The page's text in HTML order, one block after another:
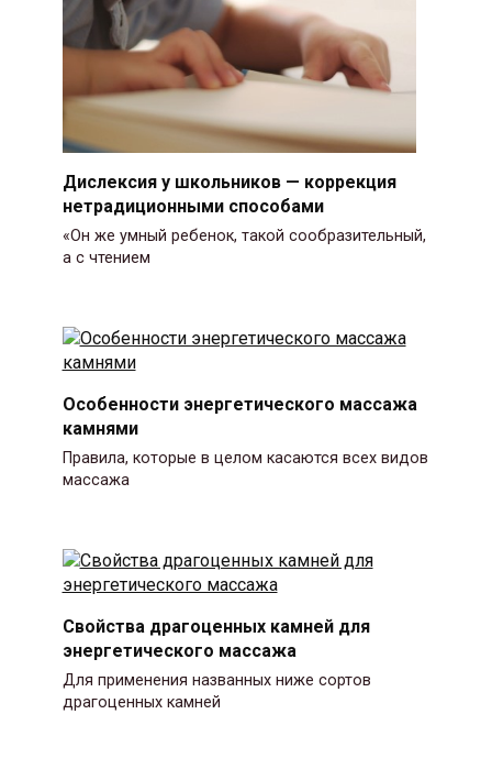
Дислексия у школьников — коррекция
нетрадиционными способами
«Он же умный ребенок, такой сообразительный,
а с чтением
Особенности энергетического массажа
камнями
Правила, которые в целом касаются всех видов
массажа
Свойства драгоценных камней для
энергетического массажа
Для применения названных ниже сортов
драгоценных камней